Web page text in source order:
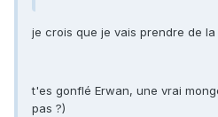
je crois que je vais prendre de la
t'es gonflé Erwan, une vrai
pas ?)